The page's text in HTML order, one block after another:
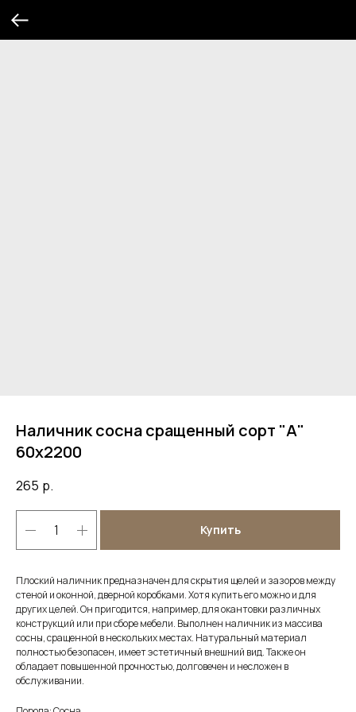
Наличник сосна сращенный сорт "А"
60х2200
265 р.
Купить
Плоский наличник предназначен для скрытия щелей и зазоров между
стеной и оконной, дверной коробками. Хотя купить его можно и для
других целей. Он пригодится, например, для окантовки различных
конструкций или при сборе мебели. Выполнен наличник из массива
сосны, сращенной в нескольких местах. Натуральный материал
полностью безопасен, имеет эстетичный внешний вид. Также он
обладает повышенной прочностью, долговечен и несложен в
обслуживании.